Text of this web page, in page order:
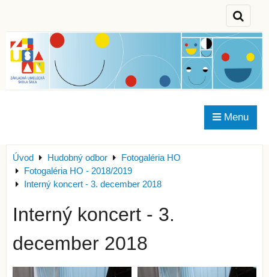
Menu
Úvod Hudobný odbor
Fotogaléria HO
Fotogaléria HO - 2018/2019
Interný koncert - 3. december 2018
Interný koncert - 3.
december 2018